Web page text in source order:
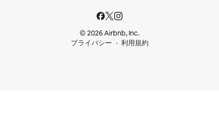
© 2026 Airbnb, Inc.
プライバシー
利用規約